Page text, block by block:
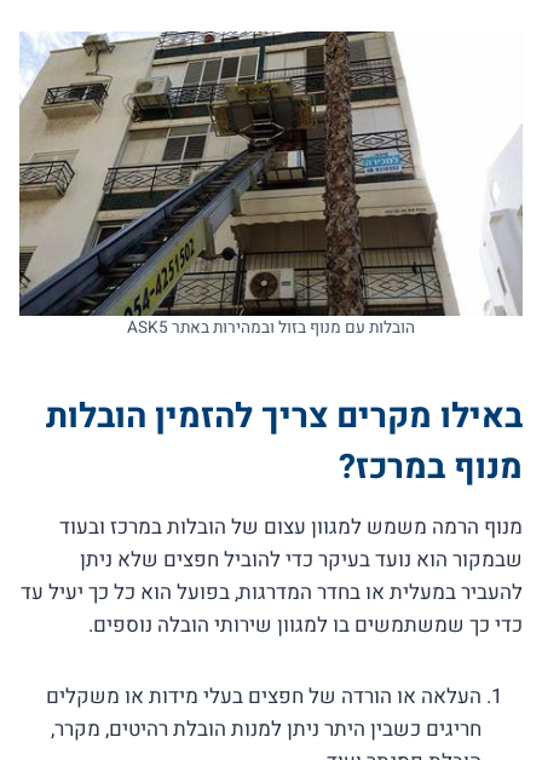
הובלות עם מנוף בזול ובמהירות באתר ASK5
באילו מקרים צריך להזמין הובלות
מנוף במרכז?
מנוף הרמה משמש למגוון עצום של הובלות במרכז ובעוד
שבמקור הוא נועד בעיקר כדי להוביל חפצים שלא ניתן
להעביר במעלית או בחדר המדרגות, בפועל הוא כל כך יעיל עד
כדי כך שמשתמשים בו למגוון שירותי הובלה נוספים.
העלאה או הורדה של חפצים בעלי מידות או משקלים
חריגים כשבין היתר ניתן למנות הובלת רהיטים, מקרר,